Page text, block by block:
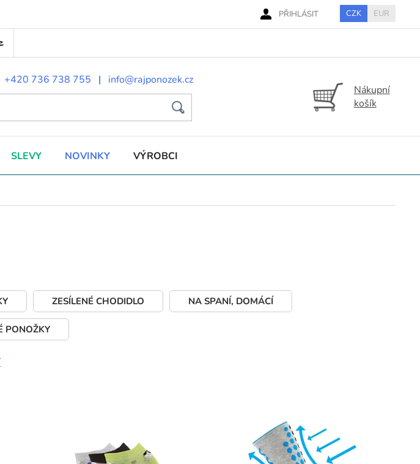
PŘIHLÁSIT CZK EUR
+420 736 738 755 | info@rajponozek.cz
Nákupní
košík
SLEVY NOVINKY VÝROBCI
ZESÍLENÉ CHODIDLO NA SPANÍ, DOMÁCÍ
PONOŽKY